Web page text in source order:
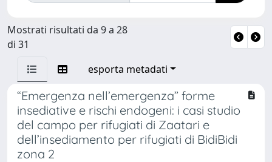
Mostrati risultati da 9 a 28
di 31
esporta metadati
“Emergenza nell’emergenza” forme
insediative e rischi endogeni: i casi studio
del campo per rifugiati di Zaatari e
dell’insediamento per rifugiati di BidiBidi
zona 2